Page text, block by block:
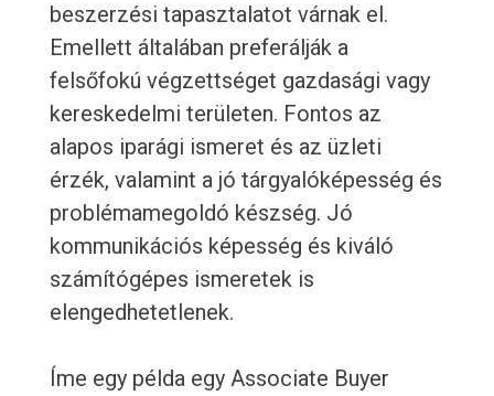
beszerzési tapasztalatot várnak el.
Emellett általában preferálják a
felsőfokú végzettséget gazdasági vagy
kereskedelmi területen. Fontos az
alapos iparági ismeret és az üzleti
érzék, valamint a jó tárgyalóképesség és
problémamegoldó készség. Jó
kommunikációs képesség és kiváló
számítógépes ismeretek is
elengedhetetlenek.
Íme egy példa egy Associate Buyer